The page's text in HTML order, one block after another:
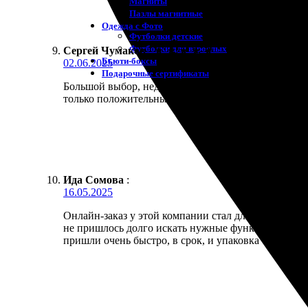
Пазлы магнитные
Одежда с Фото
Футболки детские
Футболки для взрослых
Бьюти-боксы
Подарочные сертификаты
Сергей Чумаков : ★ ★ ★ ★ ★
02.06.2025
Большой выбор, недорогие цены и отличное
только положительные. Рекомендую всем!
Ида Сомова :
16.05.2025
Онлайн-заказ у этой компании стал для меня
не пришлось долго искать нужные функции.
пришли очень быстро, в срок, и упаковка была